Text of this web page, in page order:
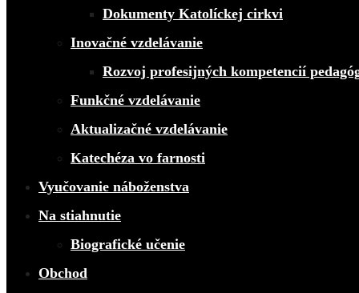
Dokumenty Katolíckej cirkvi
Inovačné vzdelávanie
Rozvoj profesijných kompetencií
Funkčné vzdelávanie
Aktualizačné vzdelávanie
Katechéza vo farnosti
Vyučovanie náboženstva
Na stiahnutie
Biografické učenie
Obchod